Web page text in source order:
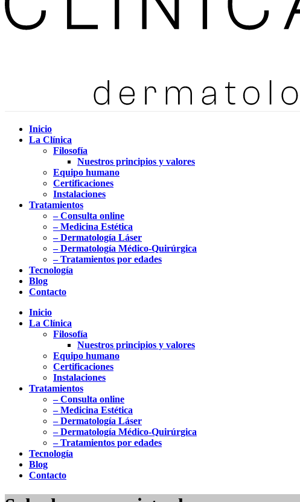
Inicio
La Clínica
Filosofía
Nuestros principios y valores
Equipo humano
Certificaciones
Instalaciones
Tratamientos
– Consulta online
– Medicina Estética
– Dermatología Láser
– Dermatología Médico-Quirúrgica
– Tratamientos por edades
Tecnología
Blog
Contacto
Inicio
La Clínica
Filosofía
Nuestros principios y valores
Equipo humano
Certificaciones
Instalaciones
Tratamientos
– Consulta online
– Medicina Estética
– Dermatología Láser
– Dermatología Médico-Quirúrgica
– Tratamientos por edades
Tecnología
Blog
Contacto